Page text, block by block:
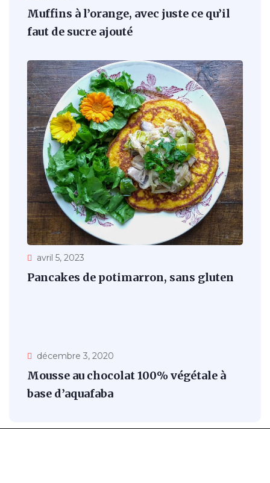
Muffins à l’orange, avec juste ce qu’il
faut de sucre ajouté
avril 5, 2023
Pancakes de potimarron, sans gluten
décembre 3, 2020
Mousse au chocolat 100% végétale à
base d’aquafaba